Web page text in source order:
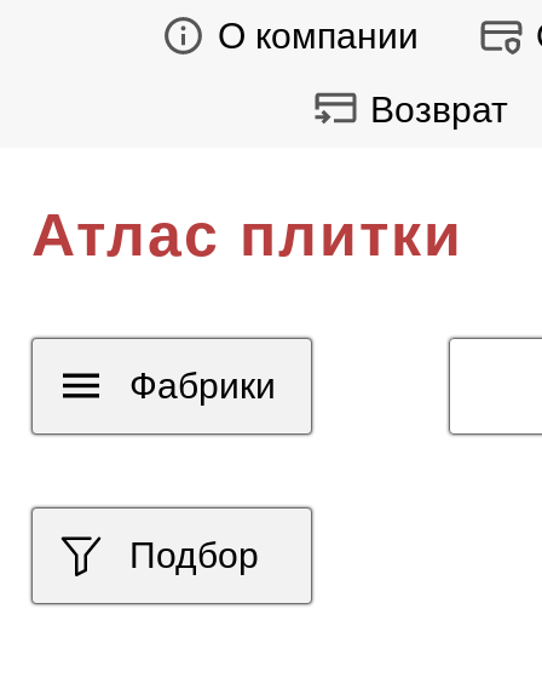
О компании
Возврат
Атлас плитки
Подбор
Фабрики